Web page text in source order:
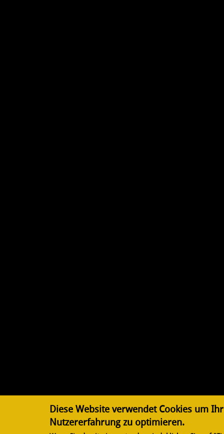
Diese Website verwendet Cookies um
Nutzererfahrung zu optimieren.